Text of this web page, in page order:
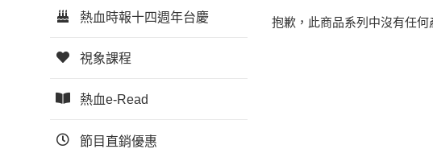
熱血時報十四週年台慶
視象課程
熱血e-Read
節目直銷優惠
抱歉，此商品系列中沒有任何